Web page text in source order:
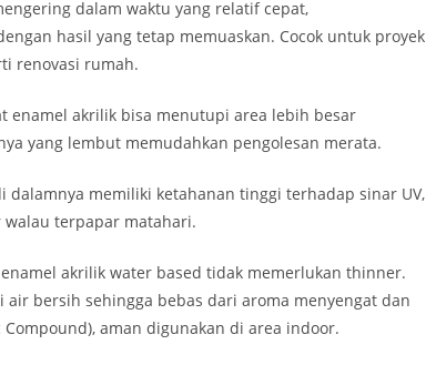
dalam waktu yang relatif cepat,
hasil yang tetap memuaskan. Cocok untuk proyek
renovasi rumah.
enamel akrilik bisa menutupi area lebih besar
yang lembut memudahkan pengolesan merata.
dalamnya memiliki ketahanan tinggi terhadap sinar UV,
terpapar matahari.
enamel akrilik water based tidak memerlukan thinner.
air bersih sehingga bebas dari aroma menyengat dan
Compound), aman digunakan di area indoor.